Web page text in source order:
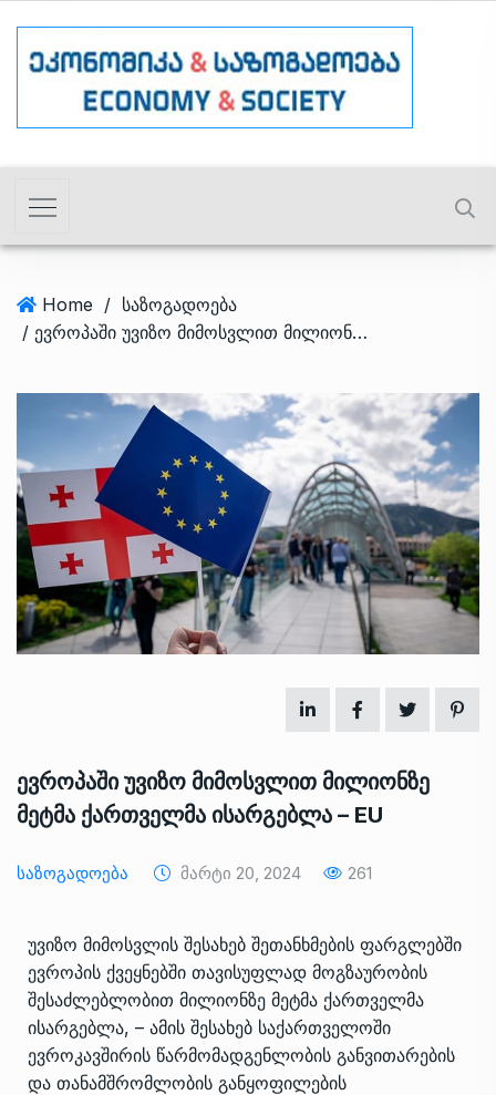
Home / საზოგადოება
/ ევროპაში უვიზო მიმოსვლით მილიონზე მეტმა ქართველმა ისარგებლა – EU
ევროპაში უვიზო მიმოსვლით მილიონზე
მეტმა ქართველმა ისარგებლა – EU
Საზოგადოება Მარტი 20, 2024 261
უვიზო მიმოსვლის შესახებ შეთანხმების ფარგლებში
ევროპის ქვეყნებში თავისუფლად მოგზაურობის
შესაძლებლობით მილიონზე მეტმა ქართველმა
ისარგებლა, – ამის შესახებ საქართველოში
ევროკავშირის წარმომადგენლობის განვითარების
და თანამშრომლობის განყოფილების